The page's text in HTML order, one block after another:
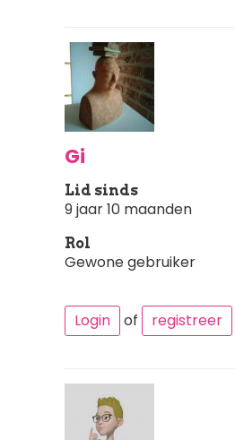
Gi
Lid sinds
9 jaar 10 maanden
Rol
Gewone gebruiker
Login of registreer